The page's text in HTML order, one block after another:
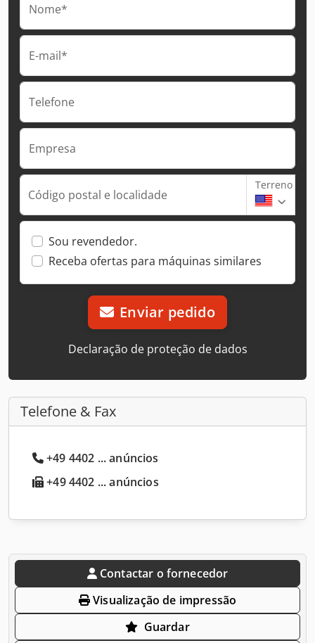
Nome*
E-mail*
Telefone
Empresa
Código postal e localidade
Terreno
Sou revendedor.
Receba ofertas para máquinas similares
Enviar pedido
Declaração de proteção de dados
Telefone & Fax
+49 4402 ... anúncios
+49 4402 ... anúncios
Contactar o fornecedor
Visualização de impressão
Guardar